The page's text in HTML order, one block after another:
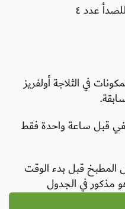
عدد ٤
في الثلاجة أولفريز
قبل ساعة واحدة فقط
قبل بدء الوقت
في الجدول